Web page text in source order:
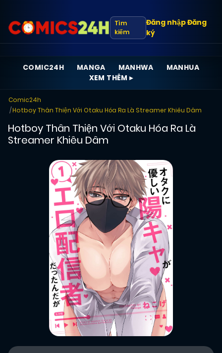
Tìm
kiếm
Đăng nhậpĐăng
ký
COMIC24H MANGA MANHWA
MANHUA
XEM THÊM ▸
Comic24h
Hotboy Thân Thiện Với Otaku Hóa Ra Là Streamer Khiêu Dâm
Hotboy Thân Thiện Với Otaku Hóa Ra Là
Streamer Khiêu Dâm